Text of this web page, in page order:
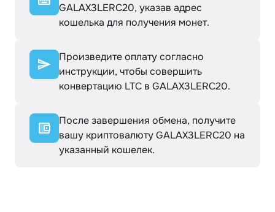
GALAX3LERC20, указав адрес
кошелька для получения монет.
Произведите оплату согласно
инструкции, чтобы совершить
конвертацию LTC в GALAX3LERC20.
После завершения обмена, получите
вашу криптовалюту GALAX3LERC20 на
указанный кошелек.